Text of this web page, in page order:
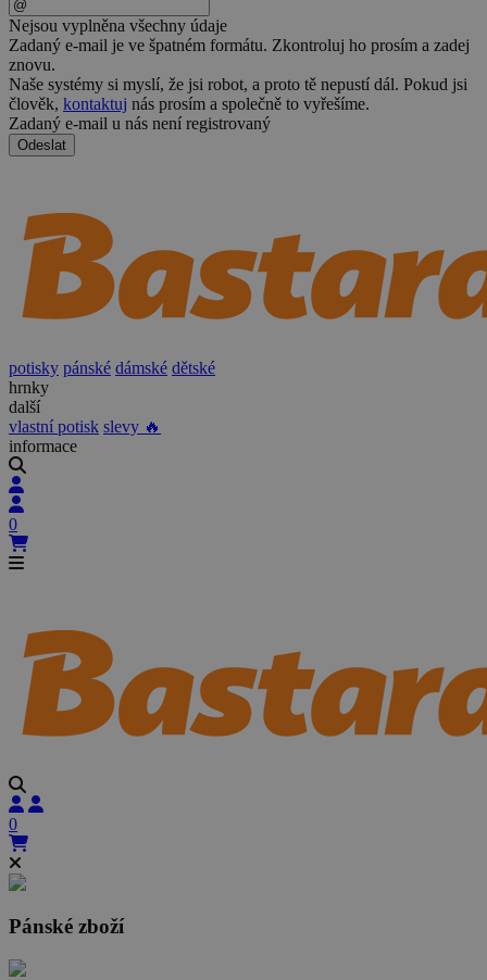
Nejsou vyplněna všechny údaje
Zadaný e-mail je ve špatném formátu. Zkontroluj ho prosím a zadej
znovu.
Naše systémy si myslí, že jsi robot, a proto tě nepustí dál. Pokud jsi
člověk, kontaktuj nás prosím a společně to vyřešíme.
Zadaný e-mail u nás není registrovaný
Odeslat
potisky pánské dámské dětské
hrnky
další
vlastní potisk slevy 🔥
informace
0
0
Pánské zboží